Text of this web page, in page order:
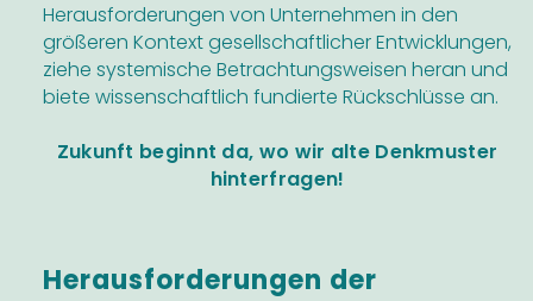
Herausforderungen von Unternehmen in den
größeren Kontext gesellschaftlicher Entwicklungen,
ziehe systemische Betrachtungsweisen heran und
biete wissenschaftlich fundierte Rückschlüsse an.
Zukunft beginnt da, wo wir alte Denkmuster
hinterfragen!
Herausforderungen der